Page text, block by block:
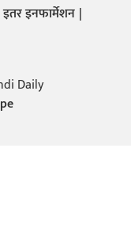
इतर इनफार्मेशन
Daily